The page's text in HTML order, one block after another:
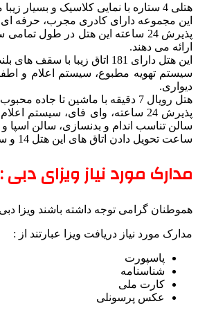
هتلی 4 ستاره با نمایی کلاسیک و بسیار زیبا می باشد که در شهر دبی کشور امارات متحده عربی واقع شده است.
این مجموعه دارای کادری مجرب، حرفه
پذیرش 24 ساعته این هتل در طول
ارائه می دهند.
این هتل دارای 181 اتاق زیبا با سقف های بلند و طراحی بسیار زیبا می باشد و تمامی آنها مجهز هستند به موارد ذیل:
سیستم تهویه مطبوع، سیستم اعلام و
دیواری.
هتل رویال 7 دقیقه با ماشین تا جاده محبوب شیخ زاید و 5 دقیقه با ماشین تا موزه دبی فاصله دارد.
پذیرش 24 ساعته، وای فای،
سالن تناسب اندام و بدنسازی، سالن
ساعت تحویل دادن اتاق های این هتل 14 و ساعت تخلیه هر کدام از آنها 12 ظهر صورت می پذیرد.
مدارک مورد نیاز ویزای دبی :
هموطنان گرامی توجه داشته باشند ویزا
مدارک مورد نیاز دریافت ویزا عبارتند از :
پاسپورت
شناسنامه
کارت ملی
عکس پرسونلی